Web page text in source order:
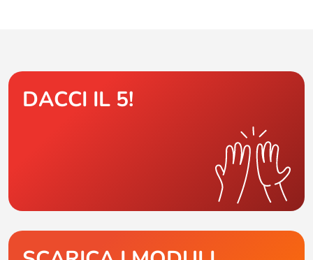
DACCI IL 5!